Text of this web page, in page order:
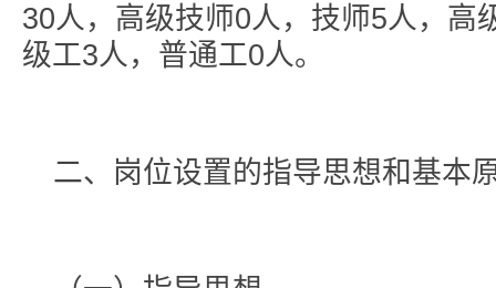
30人，高级技师0人，技师5人，高
级工3人，普通工0人。
二、岗位设置的指导思想和基本